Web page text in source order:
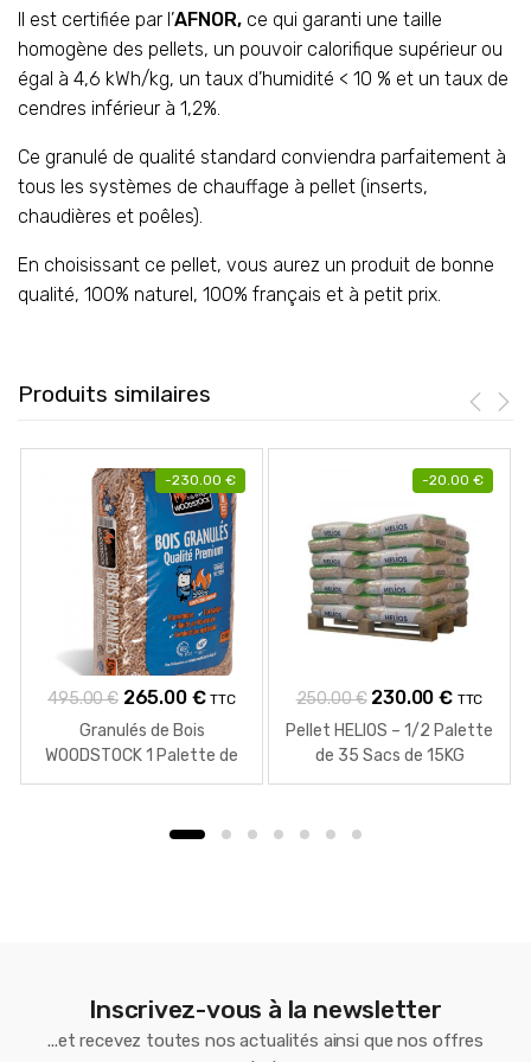
Il est certifiée par l’AFNOR, ce qui garanti une taille
homogène des pellets, un pouvoir calorifique supérieur ou
égal à 4,6 kWh/kg, un taux d’humidité < 10 % et un taux de
cendres inférieur à 1,2%.
Ce granulé de qualité standard conviendra parfaitement à
tous les systèmes de chauffage à pellet (inserts,
chaudières et poêles).
En choisissant ce pellet, vous aurez un produit de bonne
qualité, 100% naturel, 100% français et à petit prix.
Produits similaires
-230.00 €
495.00€ Le
prix
initial
était :
265.00 €Le
actuel
est :
TTC
Granulés de Bois
WOODSTOCK 1 Palette de
78 Sacs de 15 Kg
-20.00 €
250.00€ Le
prix
initial
était :
230.00€Le
prix
actuel
est :
TTC
Pellet HELIOS – 1/2 Palette
de 35 Sacs de 15KG
Inscrivez-vous à la newsletter
...et recevez toutes nos actualités ainsi que nos offres